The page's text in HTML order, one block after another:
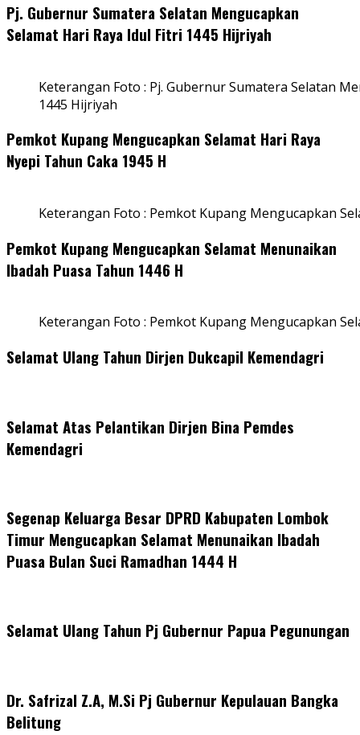
Pj. Gubernur Sumatera Selatan Mengucapkan
Selamat Hari Raya Idul Fitri 1445 Hijriyah
Keterangan Foto : Pj. Gubernur Sumatera Selatan
1445 Hijriyah
Pemkot Kupang Mengucapkan Selamat Hari Raya
Nyepi Tahun Caka 1945 H
Keterangan Foto : Pemkot Kupang Mengucapkan
Pemkot Kupang Mengucapkan Selamat Menunaikan
Ibadah Puasa Tahun 1446 H
Keterangan Foto : Pemkot Kupang Mengucapkan
Selamat Ulang Tahun Dirjen Dukcapil Kemendagri
Selamat Atas Pelantikan Dirjen Bina Pemdes
Kemendagri
Segenap Keluarga Besar DPRD Kabupaten Lombok
Timur Mengucapkan Selamat Menunaikan Ibadah
Puasa Bulan Suci Ramadhan 1444 H
Selamat Ulang Tahun Pj Gubernur Papua Pegunungan
Dr. Safrizal Z.A, M.Si Pj Gubernur Kepulauan Bangka
Belitung